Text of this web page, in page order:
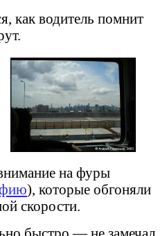
как водитель помнит
на фуры
), которые обгоняли
скорости.